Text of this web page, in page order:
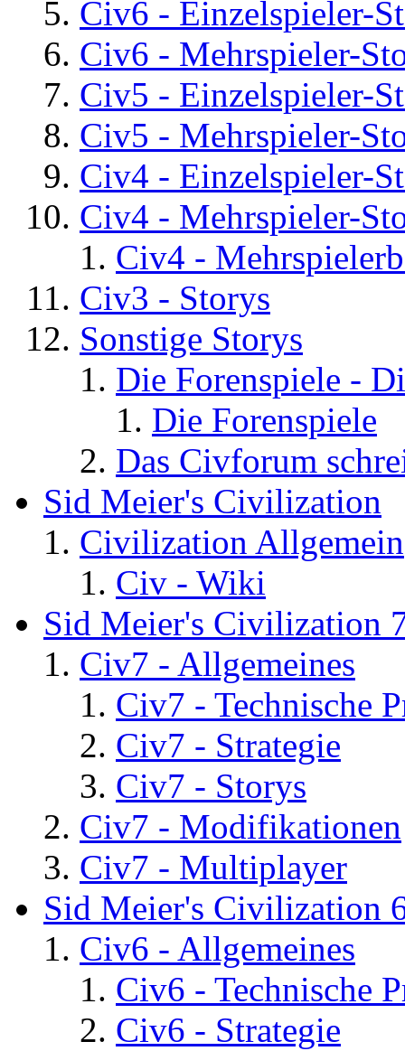
Civ6 - Einzelspieler-
Civ6 - Mehrspieler-
Civ5 - Einzelspieler-
Civ5 - Mehrspieler-
Civ4 - Einzelspieler-
Civ4 - Mehrspieler-
Civ4 -
Civ3 - Storys
Sonstige Storys
Die Forenspiele -
Die Forenspiele
Das Civforum
Sid Meier's Civilization
Civilization Allgemein
Civ - Wiki
Sid Meier's Civilization
Civ7 - Allgemeines
Civ7 - Technische
Civ7 - Strategie
Civ7 - Storys
Civ7 - Modifikationen
Civ7 - Multiplayer
Sid Meier's Civilization
Civ6 - Allgemeines
Civ6 - Technische
Civ6 - Strategie